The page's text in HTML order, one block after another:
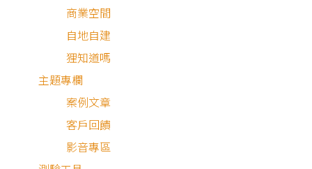
商業空間
自地自建
狸知道嗎
主題專欄
案例文章
客戶回饋
影音專區
發掘品牌潛力的事前準備
做創意發想前，最重要的就是要
。如今AI工具盛行，大家可以利用AI做資料整理，甚至
用AI幫助尋找創意靈感，但使用AI需要問對問題，才能蒐集
對的資料，這裡統整出３種大家發掘品牌潛力時能做的事前